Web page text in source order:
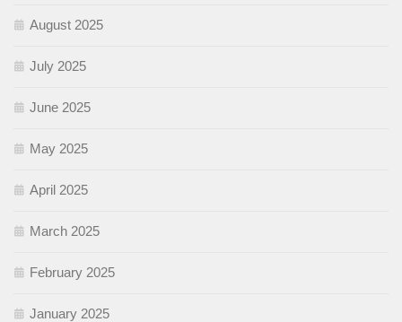
August 2025
July 2025
June 2025
May 2025
April 2025
March 2025
February 2025
January 2025